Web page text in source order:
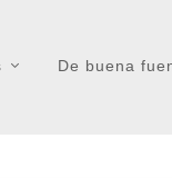
De buena